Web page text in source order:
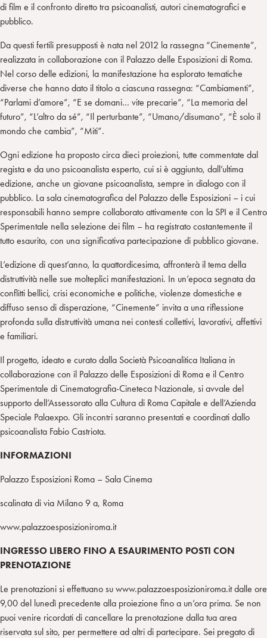
di film e il confronto diretto tra psicoanalisti, autori cinematografici e
pubblico.
Da questi fertili presupposti è nata nel 2012 la rassegna “Cinemente”,
realizzata in collaborazione con il Palazzo delle Esposizioni di Roma.
Nel corso delle edizioni, la manifestazione ha esplorato tematiche
diverse che hanno dato il titolo a ciascuna rassegna: “Cambiamenti”,
“Parlami d’amore”, “E se domani… vite precarie”, “La memoria del
futuro”, “L’altro da sé”, “Il perturbante”, “Umano/disumano”, “È solo il
mondo che cambia”, “Miti”.
Ogni edizione ha proposto circa dieci proiezioni, tutte commentate dal
regista e da uno psicoanalista esperto, cui si è aggiunto, dall’ultima
edizione, anche un giovane psicoanalista, sempre in dialogo con il
pubblico. La sala cinematografica del Palazzo delle Esposizioni – i cui
responsabili hanno sempre collaborato attivamente con la SPI e il Centro
Sperimentale nella selezione dei film – ha registrato costantemente il
tutto esaurito, con una significativa partecipazione di pubblico giovane.
L’edizione di quest’anno, la quattordicesima, affronterà il tema della
distruttività nelle sue molteplici manifestazioni. In un’epoca segnata da
conflitti bellici, crisi economiche e politiche, violenze domestiche e
diffuso senso di disperazione, “Cinemente” invita a una riflessione
profonda sulla distruttività umana nei contesti collettivi, lavorativi, affettivi
e familiari.
Il progetto, ideato e curato dalla Società Psicoanalitica Italiana in
collaborazione con il Palazzo delle Esposizioni di Roma e il Centro
Sperimentale di Cinematografia-Cineteca Nazionale, si avvale del
supporto dell’Assessorato alla Cultura di Roma Capitale e dell’Azienda
Speciale Palaexpo. Gli incontri saranno presentati e coordinati dallo
psicoanalista Fabio Castriota.
INFORMAZIONI
Palazzo Esposizioni Roma – Sala Cinema
scalinata di via Milano 9 a, Roma
www.palazzoesposizioniroma.it
INGRESSO LIBERO FINO A ESAURIMENTO POSTI CON
PRENOTAZIONE
Le prenotazioni si effettuano su www.palazzoesposizioniroma.it dalle ore
9,00 del lunedì precedente alla proiezione fino a un’ora prima. Se non
puoi venire ricordati di cancellare la prenotazione dalla tua area
riservata sul sito, per permettere ad altri di partecipare. Sei pregato di